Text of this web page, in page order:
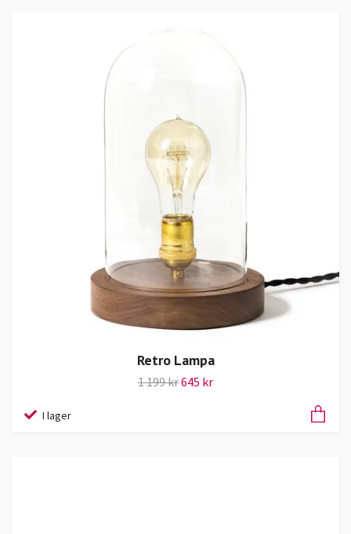
Retro Lampa
1 199 kr645 kr
I lager